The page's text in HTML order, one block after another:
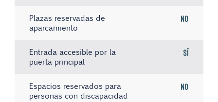
Plazas reservadas de
aparcamiento
No
Entrada accesible por la
puerta principal
Sí
Espacios reservados para
personas con discapacidad
No